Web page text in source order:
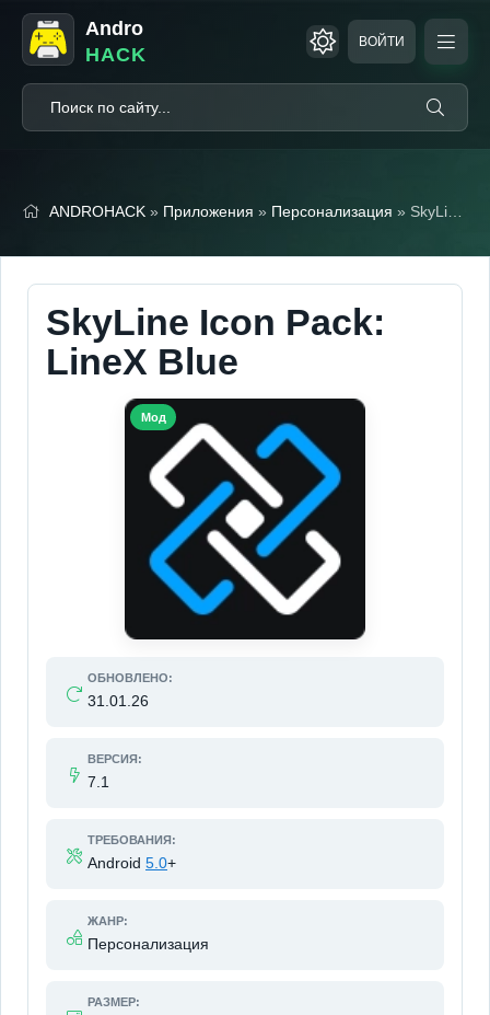
Andro
HACK
ВОЙТИ
ANDROHACK » Приложения » Персонализация » SkyLine Icon Pack: LineX Blue
SkyLine Icon Pack:
LineX Blue
ОБНОВЛЕНО:
31.01.26
ВЕРСИЯ:
7.1
ТРЕБОВАНИЯ:
Android 5.0+
ЖАНР:
Персонализация
РАЗМЕР:
Мод